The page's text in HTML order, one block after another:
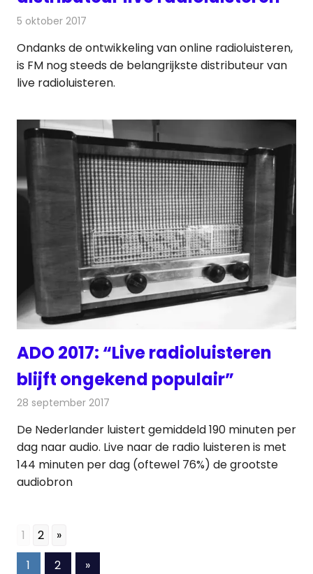
5 oktober 2017
Ondanks de ontwikkeling van online radioluisteren,
is FM nog steeds de belangrijkste distributeur van
live radioluisteren.
ADO 2017: “Live radioluisteren
blijft ongekend populair”
28 september 2017
De Nederlander luistert gemiddeld 190 minuten per
dag naar audio. Live naar de radio luisteren is met
144 minuten per dag (oftewel 76%) de grootste
audiobron
1 2 »
Berichten
1 2 Volgende
»